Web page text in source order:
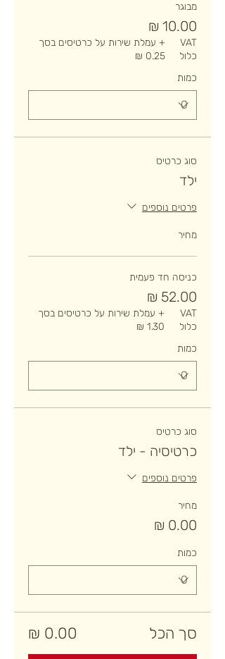
מבוגר
VAT
כלול
+ עמלת שירות על כרטיסים בסך
‏0.25 ‏₪
כמות
סוג כרטיס
ילד
פרטים נוספים
מחיר
כניסה חד פעמית
VAT
כלול
+ עמלת שירות על כרטיסים בסך
כמות
סוג כרטיס
כרטיסיה - ילד
פרטים נוספים
מחיר
כמות
סך הכל